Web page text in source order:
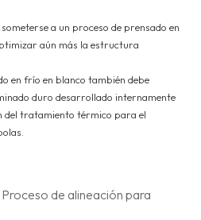
a un proceso de prensado en
aún más la estructura
en frío en blanco también debe
duro desarrollado internamente
tratamiento térmico para el
de alineación para